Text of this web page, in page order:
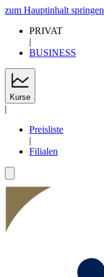
zum Hauptinhalt springen
PRIVAT
|
BUSINESS
Kurse
|
Preisliste
|
Filialen